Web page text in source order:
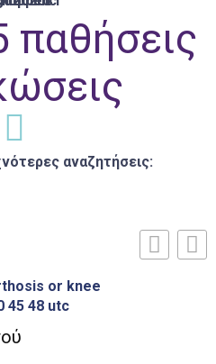
παθήσεις
αναζητήσεις: